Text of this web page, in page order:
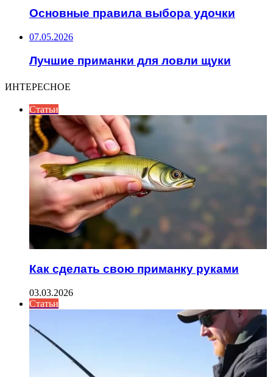
Основные правила выбора удочки
07.05.2026
Лучшие приманки для ловли щуки
ИНТЕРЕСНОЕ
Статьи
Как сделать свою приманку руками
03.03.2026
Статьи